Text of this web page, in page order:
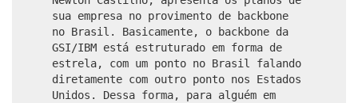
sua empresa no provimento de backbone
no Brasil. Basicamente, o backbone da
GSI/IBM está estruturado em forma de
estrela, com um ponto no Brasil falando
diretamente com outro ponto nos Estados
Unidos. Dessa forma, para alguém em